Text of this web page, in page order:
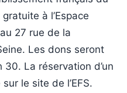
à l’Espace
27 rue de la
Les dons seront
La réservation d’un
le site de l’EFS.